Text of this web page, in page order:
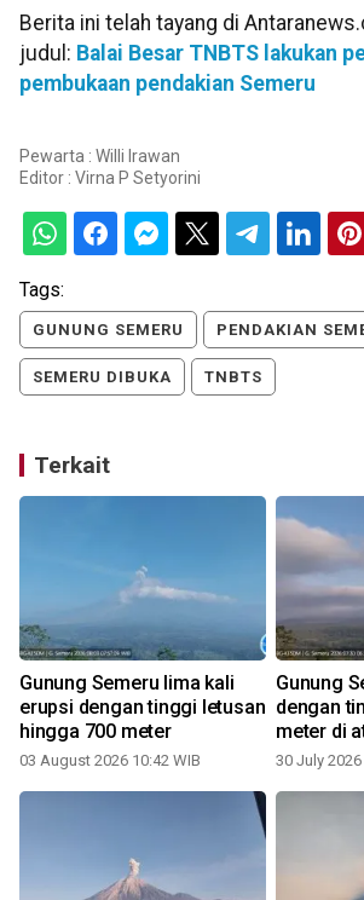
Berita ini telah tayang di
judul: Balai Besar TNBTS lakukan
pembukaan pendakian Semeru
Pewarta : Willi Irawan
Editor : Virna P Setyorini
Tags:
GUNUNG SEMERU PENDAKIAN
SEMERU DIBUKA TNBTS
Terkait
Gunung Semeru lima kali
erupsi dengan tinggi letusan
hingga 700 meter
03 August 2026 10:42 WIB
Gunung
dengan
meter di
30 July 2026